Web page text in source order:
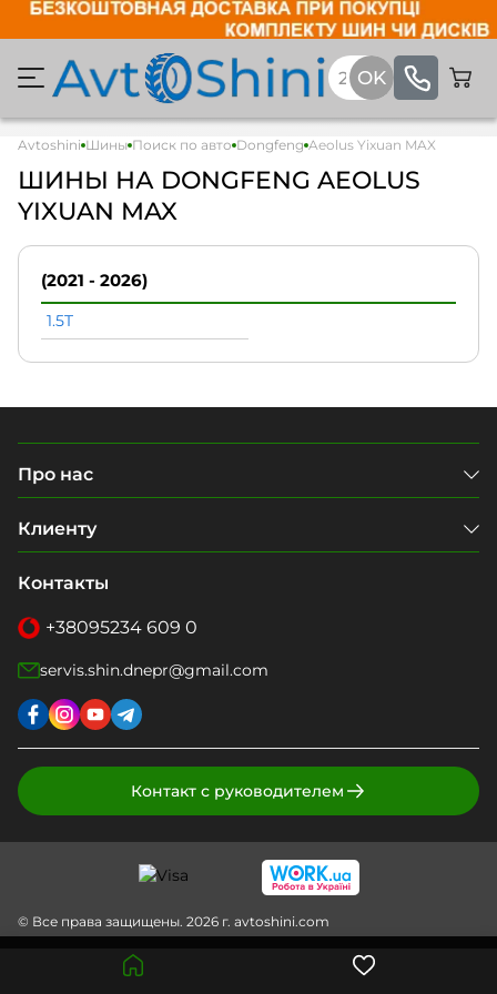
Avtoshini Шины Поиск по авто Dongfeng Aeolus Yixuan MAX
ШИНЫ НА DONGFENG AEOLUS
YIXUAN MAX
(2021 - 2026)
1.5T
Про нас
Клиенту
Контакты
+38095234 609 0
servis.shin.dnepr@gmail.com
Контакт с руководителем
© Все права защищены. 2026 г. avtoshini.com